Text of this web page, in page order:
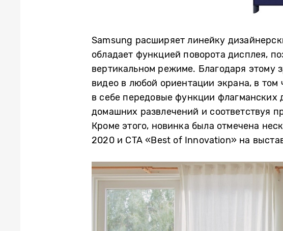
Samsung расширяет линейку
обладает функцией поворота дисплея,
вертикальном режиме. Благодаря этому
видео в любой ориентации экрана, в том
в себе передовые функции флагманских
домашних развлечений и соответствуя
Кроме этого, новинка была отмечена
2020 и CTA «Best of Innovation» на